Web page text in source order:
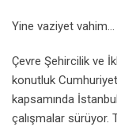
Yine vaziyet vahim…
Çevre Şehircilik ve
konutluk
kapsamında
çalışmalar sürüyor.